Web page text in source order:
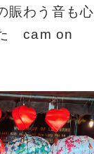
賑わう音も心
た cam on